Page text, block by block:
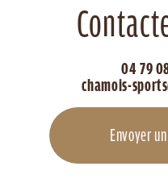
04 79
chamois-
Envoyer